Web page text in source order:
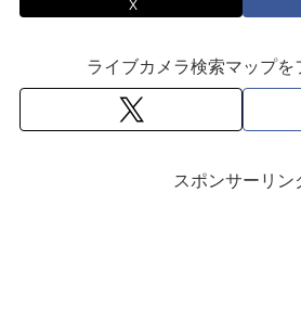
X
ライブカメラ検索マップを
スポンサーリン